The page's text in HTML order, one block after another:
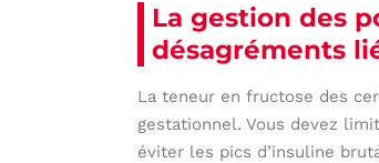
La gestion des
désagréments
La teneur en fructose des
gestationnel. Vous devez
éviter les pics d’insuline